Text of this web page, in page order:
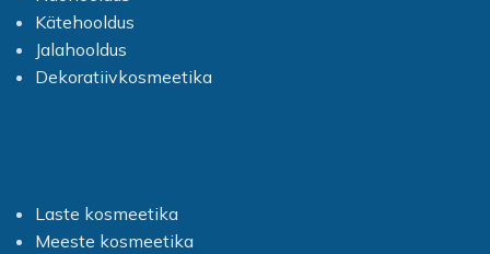
Kätehooldus
Jalahooldus
Dekoratiivkosmeetika
Laste kosmeetika
Meeste kosmeetika